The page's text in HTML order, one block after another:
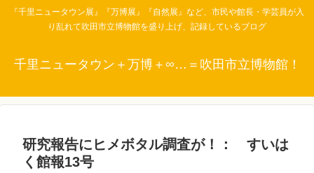
『千里ニュータウン展』『万博展』『自然展』など、市民や館長・学芸員が入
り乱れて吹田市立博物館を盛り上げ、記録しているブログ
千里ニュータウン＋万博＋∞…＝吹田市立博物館！
研究報告にヒメボタル調査が！： すいは
く館報13号